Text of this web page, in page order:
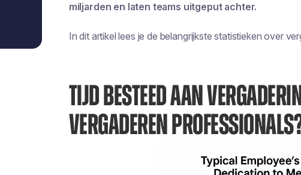
miljarden en laten teams uitgeput achter.
In dit artikel lees je de belangrijkste statistieken over
TIJD BESTEED AAN
VERGADEREN